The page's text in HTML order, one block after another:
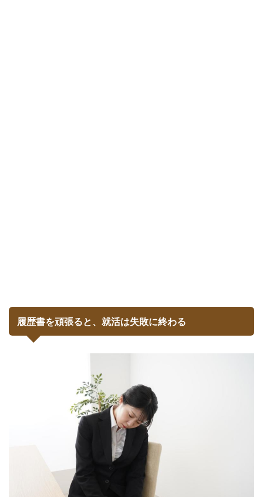
履歴書を頑張ると、就活は失敗に終わる